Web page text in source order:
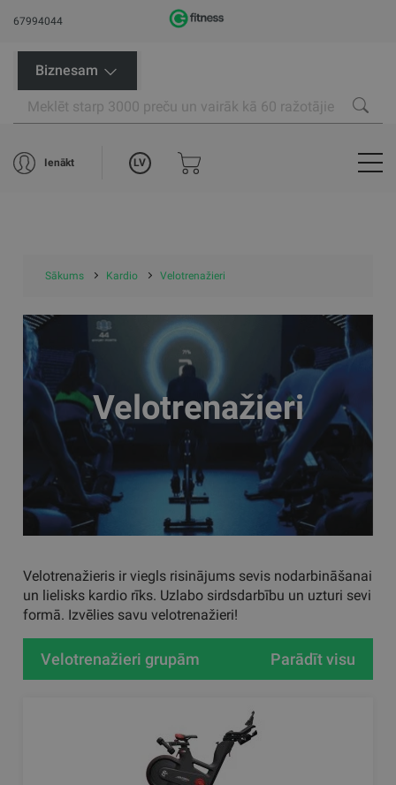
67994044
Biznesam
Ienākt LV
Sākums Kardio Velotrenažieri
Velotrenažieri
Velotrenažieris ir viegls risinājums sevis nodarbināšanai
un lielisks kardio rīks. Uzlabo sirdsdarbību un uzturi sevi
formā. Izvēlies savu velotrenažieri!
Velotrenažieri grupām Parādīt visu